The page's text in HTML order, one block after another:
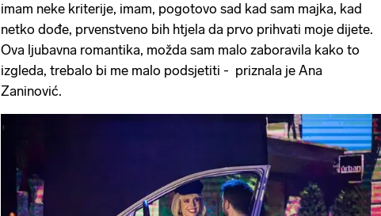
imam neke kriterije, imam, pogotovo sad kad sam majka, kad
netko dođe, prvenstveno bih htjela da prvo prihvati moje dijete.
Ova ljubavna romantika, možda sam malo zaboravila kako to
izgleda, trebalo bi me malo podsjetiti - priznala je Ana
Zaninović.